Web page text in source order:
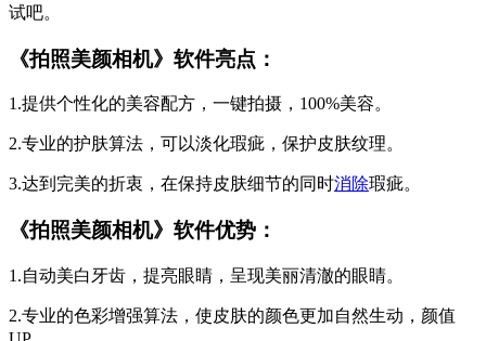
试吧。
《拍照美颜相机》软件亮点：
1.提供个性化的美容配方，一键拍摄，100%美容。
2.专业的护肤算法，可以淡化瑕疵，保护皮肤纹理。
3.达到完美的折衷，在保持皮肤细节的同时消除瑕疵。
《拍照美颜相机》软件优势：
1.自动美白牙齿，提亮眼睛，呈现美丽清澈的眼睛。
2.专业的色彩增强算法，使皮肤的颜色更加自然生动，颜值